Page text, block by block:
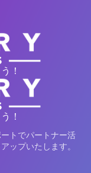
！
！
トでパートナー活
ップいたします。